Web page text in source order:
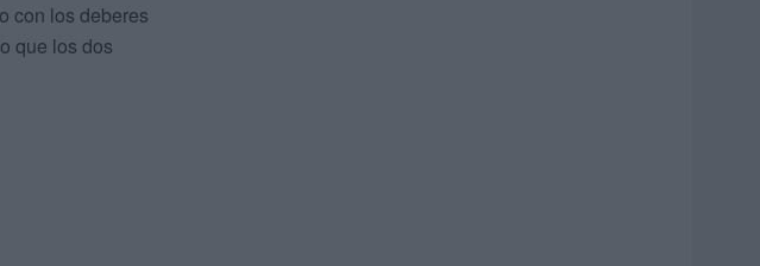
con los deberes
que los dos